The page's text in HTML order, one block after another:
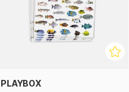
PLAYBOX